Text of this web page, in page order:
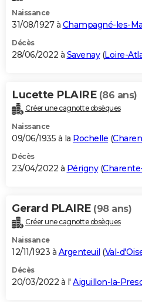
Naissance
31/08/1927 à Champagné-les-
Décès
28/06/2022 à Savenay(Loire-
Lucette PLAIRE (86 ans)
Créer une cagnotte obsèques
Naissance
09/06/1935 à la Rochelle (
Décès
23/04/2022 à Périgny(
Gerard PLAIRE (98 ans)
Créer une cagnotte obsèques
Naissance
12/11/1923 à Argenteuil (Val-
Décès
20/03/2022 à l' Aiguillon-la-